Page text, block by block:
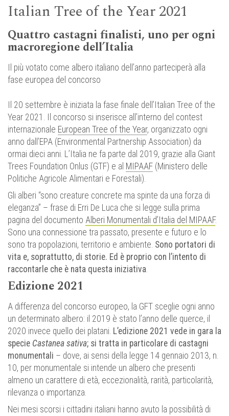
Italian Tree of the Year 2021
Quattro castagni finalisti, uno per ogni
macroregione dell’Italia
Il più votato come albero italiano dell’anno parteciperà alla
fase europea del concorso
Il 20 settembre è iniziata la fase finale dell’Italian Tree of the
Year 2021. Il concorso si inserisce all’interno del contest
internazionale European Tree of the Year, organizzato ogni
anno dall’EPA (Environmental Partnership Association) da
ormai dieci anni. L’Italia ne fa parte dal 2019, grazie alla Giant
Trees Foundation Onlus (GTF) e al MIPAAF (Ministero delle
Politiche Agricole Alimentari e Forestali).
Gli alberi “sono creature concrete ma spinte da una forza di
eleganza” – frase di Erri De Luca che si legge sulla prima
pagina del documento Alberi Monumentali d’Italia del MIPAAF.
Sono una connessione tra passato, presente e futuro e lo
sono tra popolazioni, territorio e ambiente. Sono portatori di
vita e, soprattutto, di storie. Ed è proprio con l’intento di
raccontarle che è nata questa iniziativa.
Edizione 2021
A differenza del concorso europeo, la GFT sceglie ogni anno
un determinato albero: il 2019 è stato l’anno delle querce, il
2020 invece quello dei platani. L’edizione 2021 vede in gara la
specie Castanea sativa; si tratta in particolare di castagni
monumentali – dove, ai sensi della legge 14 gennaio 2013, n.
10, per monumentale si intende un albero che presenti
almeno un carattere di età, eccezionalità, rarità, particolarità,
rilevanza o importanza.
Nei mesi scorsi i cittadini italiani hanno avuto la possibilità di